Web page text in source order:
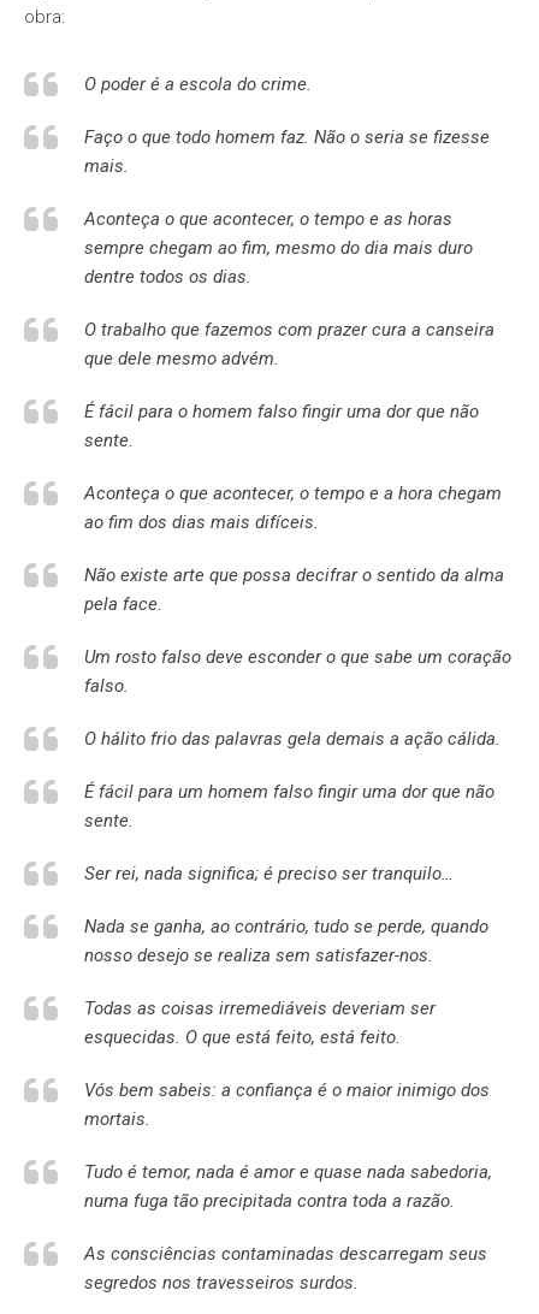
obra:
O poder é a escola do crime.
Faço o que todo homem faz. Não o seria se fizesse
mais.
Aconteça o que acontecer, o tempo e as horas
sempre chegam ao fim, mesmo do dia mais duro
dentre todos os dias.
O trabalho que fazemos com prazer cura a canseira
que dele mesmo advém.
É fácil para o homem falso fingir uma dor que não
sente.
Aconteça o que acontecer, o tempo e a hora chegam
ao fim dos dias mais difíceis.
Não existe arte que possa decifrar o sentido da alma
pela face.
Um rosto falso deve esconder o que sabe um coração
falso.
O hálito frio das palavras gela demais a ação cálida.
É fácil para um homem falso fingir uma dor que não
sente.
Ser rei, nada significa; é preciso ser tranquilo…
Nada se ganha, ao contrário, tudo se perde, quando
nosso desejo se realiza sem satisfazer-nos.
Todas as coisas irremediáveis deveriam ser
esquecidas. O que está feito, está feito.
Vós bem sabeis: a confiança é o maior inimigo dos
mortais.
Tudo é temor, nada é amor e quase nada sabedoria,
numa fuga tão precipitada contra toda a razão.
As consciências contaminadas descarregam seus
segredos nos travesseiros surdos.